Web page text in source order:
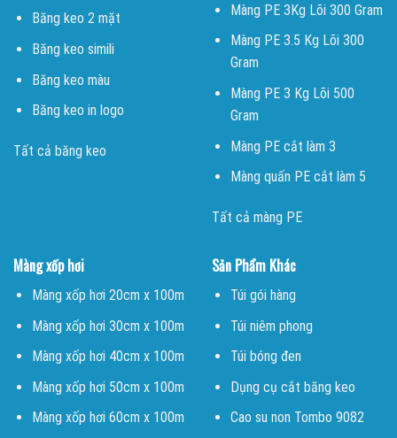
Băng keo 2 mặt
Băng keo simili
Băng keo màu
Băng keo in logo
Tất cả băng keo
Màng PE 3Kg Lõi 300 Gram
Màng PE 3.5 Kg Lõi 300
Gram
Màng PE 3 Kg Lõi 500
Gram
Màng PE cắt làm 3
Màng quấn PE cắt làm 5
Tất cả màng PE
Màng xốp hơi
Màng xốp hơi 20cm x 100m
Màng xốp hơi 30cm x 100m
Màng xốp hơi 40cm x 100m
Màng xốp hơi 50cm x 100m
Màng xốp hơi 60cm x 100m
Sản Phẩm Khác
Túi gói hàng
Túi niêm phong
Túi bóng đen
Dụng cụ cắt băng keo
Cao su non Tombo 9082